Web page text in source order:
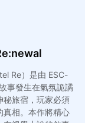
Re）是由 ESC-
事發生在氣氛詭譎
秘旅宿，玩家必須
真相。本作將精心